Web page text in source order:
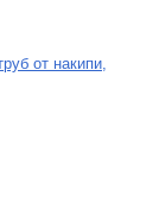
от накипи,